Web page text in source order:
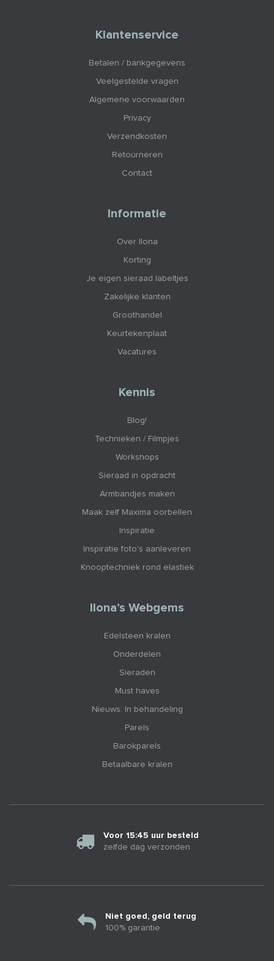
Klantenservice
Betalen / bankgegevens
Veelgestelde vragen
Algemene voorwaarden
Privacy
Verzendkosten
Retourneren
Contact
Informatie
Over Ilona
Korting
Je eigen sieraad labeltjes
Zakelijke klanten
Groothandel
Keurtekenplaat
Vacatures
Kennis
Blog!
Technieken / Filmpjes
Workshops
Sieraad in opdracht
Armbandjes maken
Maak zelf Maxima oorbellen
Inspiratie
Inspiratie foto's aanleveren
Knooptechniek rond elastiek
Ilona’s Webgems
Edelsteen kralen
Onderdelen
Sieraden
Must haves
Nieuws: In behandeling
Parels
Barokparels
Betaalbare kralen
Voor 15:45 uur besteld
zelfde dag verzonden
Niet goed, geld terug
100% garantie